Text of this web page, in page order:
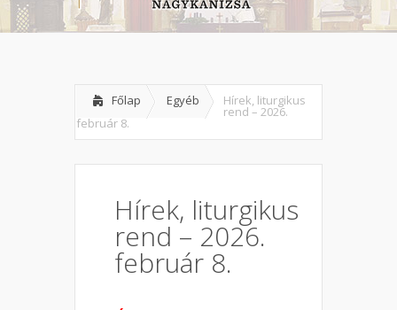
Főlap Egyéb Hírek, liturgikus
rend – 2026.
február 8.
Hírek, liturgikus
rend – 2026.
február 8.